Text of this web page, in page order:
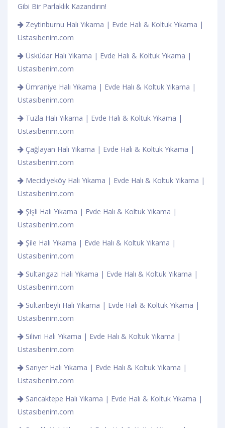
Gibi Bir Parlaklık Kazandırın!
Zeytinburnu Halı Yıkama | Evde Halı & Koltuk Yıkama |
Ustasıbenim.com
Üsküdar Halı Yıkama | Evde Halı & Koltuk Yıkama |
Ustasıbenim.com
Ümraniye Halı Yıkama | Evde Halı & Koltuk Yıkama |
Ustasıbenim.com
Tuzla Halı Yıkama | Evde Halı & Koltuk Yıkama |
Ustasıbenim.com
Çağlayan Halı Yıkama | Evde Halı & Koltuk Yıkama |
Ustasıbenim.com
Mecidiyeköy Halı Yıkama | Evde Halı & Koltuk Yıkama |
Ustasıbenim.com
Şişli Halı Yıkama | Evde Halı & Koltuk Yıkama |
Ustasıbenim.com
Şile Halı Yıkama | Evde Halı & Koltuk Yıkama |
Ustasıbenim.com
Sultangazi Halı Yıkama | Evde Halı & Koltuk Yıkama |
Ustasıbenim.com
Sultanbeyli Halı Yıkama | Evde Halı & Koltuk Yıkama |
Ustasıbenim.com
Silivri Halı Yıkama | Evde Halı & Koltuk Yıkama |
Ustasıbenim.com
Sarıyer Halı Yıkama | Evde Halı & Koltuk Yıkama |
Ustasıbenim.com
Sancaktepe Halı Yıkama | Evde Halı & Koltuk Yıkama |
Ustasıbenim.com